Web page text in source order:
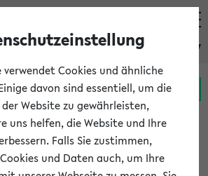
eKVV
Zum MeineUni Portal
der
Bielefeld
verwendet Cookies und ähnliche
davon sind essentiell, um die
Website zu gewährleisten,
uns helfen, die Website und Ihre
Falls Sie zustimmen,
und Daten auch, um Ihre